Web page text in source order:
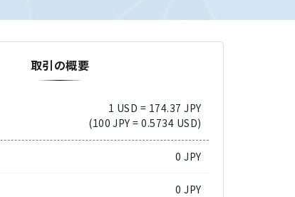
取引の概要
1 USD = 174.37 JPY
(100 JPY = 0.5734 USD)
0 JPY
0 JPY